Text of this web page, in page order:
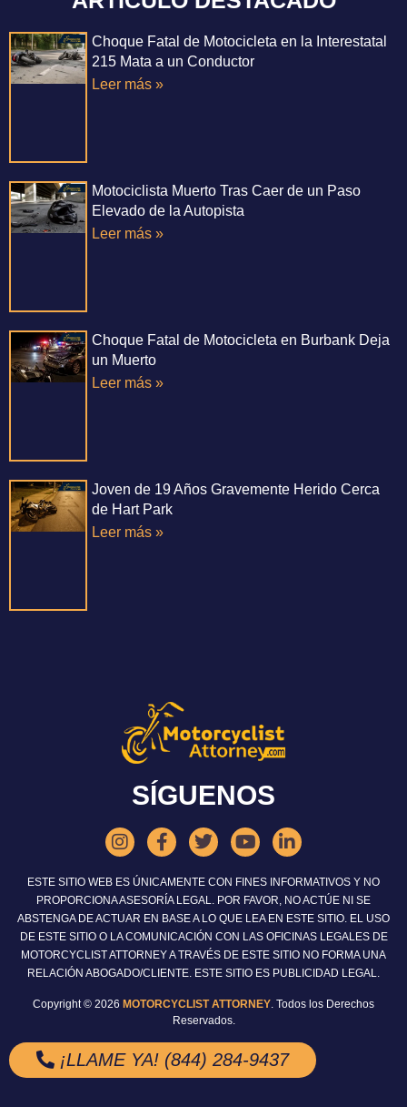
Choque Fatal de Motocicleta en la Interestatal
215 Mata a un Conductor
Leer más »
Motociclista Muerto Tras Caer de un Paso
Elevado de la Autopista
Leer más »
Choque Fatal de Motocicleta en Burbank Deja
un Muerto
Leer más »
Joven de 19 Años Gravemente Herido Cerca
de Hart Park
Leer más »
SÍGUENOS
ESTE SITIO WEB ES ÚNICAMENTE CON FINES INFORMATIVOS Y NO
PROPORCIONA ASESORÍA LEGAL. POR FAVOR, NO ACTÚE NI SE
ABSTENGA DE ACTUAR EN BASE A LO QUE LEA EN ESTE SITIO. EL USO
DE ESTE SITIO O LA COMUNICACIÓN CON LAS OFICINAS LEGALES DE
MOTORCYCLIST ATTORNEY A TRAVÉS DE ESTE SITIO NO FORMA UNA
RELACIÓN ABOGADO/CLIENTE. ESTE SITIO ES PUBLICIDAD LEGAL.
Copyright © 2026 MOTORCYCLIST ATTORNEY. Todos los Derechos
Reservados.
¡LLAME YA! (844) 284-9437